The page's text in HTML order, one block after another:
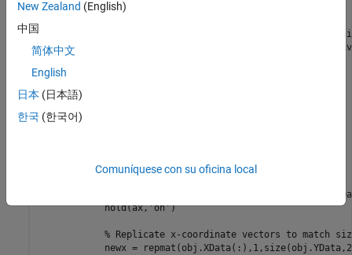
end
        PlotLineArray
(:,1)
        ExtremaArray
(:,1)
methods
obj.PlotLineArray =
            hold(ax,
'on')
% Replicate x-coordinate vectors to match
newx =
New Zealand (English)
中国
简体中文
English
日本 (日本語)
한국 (한국어)
Comuníquese con su oficina local